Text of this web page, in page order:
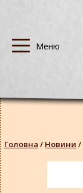
Головна / Новини /